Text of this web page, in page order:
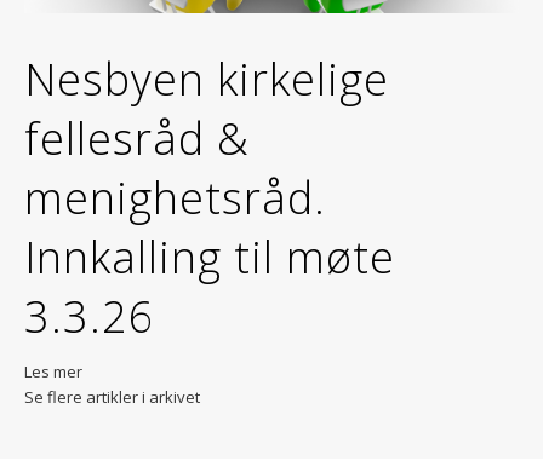
Nesbyen kirkelige
fellesråd &
menighetsråd.
Innkalling til møte
3.3.26
Les mer
Se flere artikler i arkivet